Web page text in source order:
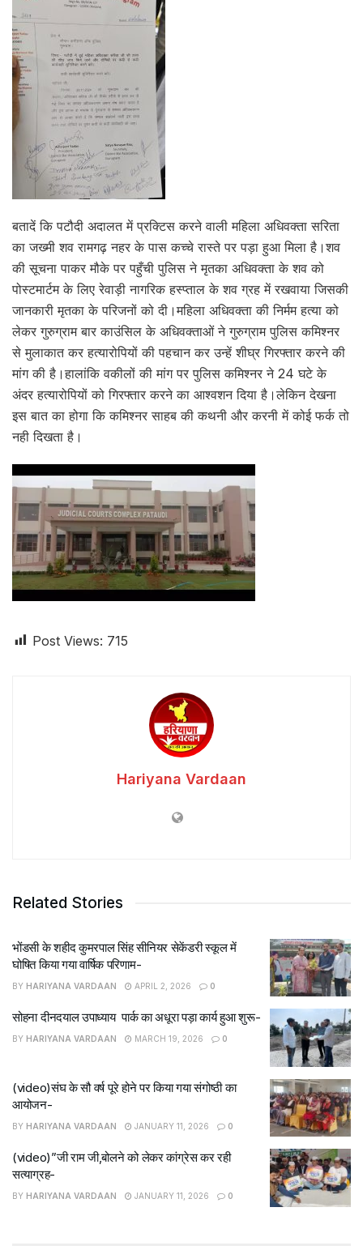
बतादें कि पटौदी अदालत में प्रक्टिस करने वाली महिला अधिवक्ता सरिता
का जख्मी शव रामगढ़ नहर के पास कच्चे रास्ते पर पड़ा हुआ मिला है।शव
की सूचना पाकर मौके पर पहुँची पुलिस ने मृतका अधिवक्ता के शव को
पोस्टमार्टम के लिए रेवाड़ी नागरिक हस्प्ताल के शव ग्रह में रखवाया जिसकी
जानकारी मृतका के परिजनों को दी।महिला अधिवक्ता की निर्मम हत्या को
लेकर गुरुग्राम बार काउंसिल के अधिवक्ताओं ने गुरुग्राम पुलिस कमिश्नर
से मुलाकात कर हत्यारोपियों की पहचान कर उन्हें शीघ्र गिरफ्तार करने की
मांग की है।हालांकि वकीलों की मांग पर पुलिस कमिश्नर ने 24 घटे के
अंदर हत्यारोपियों को गिरफ्तार करने का आश्वशन दिया है।लेकिन देखना
इस बात का होगा कि कमिश्नर साहब की कथनी और करनी में कोई फर्क तो
नही दिखता है।
Post Views: 715
Hariyana Vardaan
Related Stories
भोंडसी के शहीद कुमरपाल सिंह सीनियर सेकेंडरी स्कूल में
घोषित किया गया वार्षिक परिणाम-
BY HARIYANA VARDAAN APRIL 2, 2026 0
सोहना दीनदयाल उपाध्याय पार्क का अधूरा पड़ा कार्य हुआ शुरू-
BY HARIYANA VARDAAN MARCH 19, 2026 0
(video)संघ के सौ वर्ष पूरे होने पर किया गया संगोष्ठी का
आयोजन-
BY HARIYANA VARDAAN JANUARY 11, 2026 0
(video)”जी राम जी,बोलने को लेकर कांग्रेस कर रही
सत्याग्रह-
BY HARIYANA VARDAAN JANUARY 11, 2026 0